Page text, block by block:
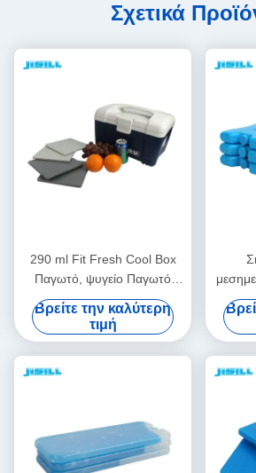
Σχετικά
290 ml Fit Fresh Cool Box
Παγωτό, ψυγείο Παγωτό
19*19*1cm Μέγεθος Για
τρόφιμα Παγωμένα
Βρείτε την καλύτερη
τιμή